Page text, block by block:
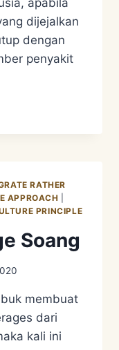
dijejalkan
dengan
penyakit
RATHER
APPROACH
PRINCIPLE
Soang
membuat
dari
kali ini